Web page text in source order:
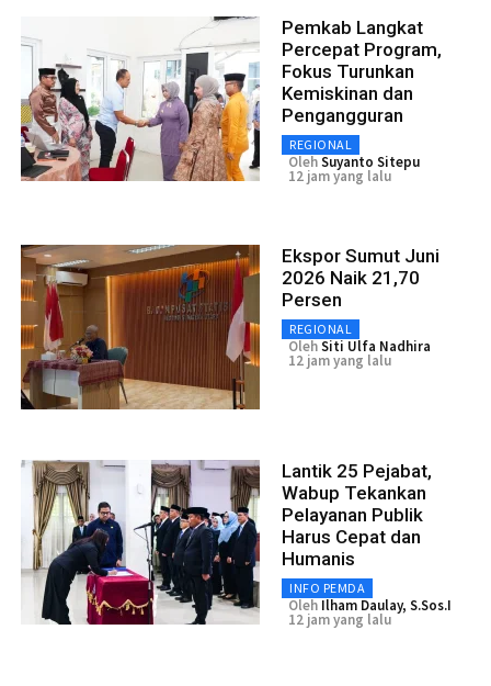
Pemkab Langkat
Percepat Program,
Fokus Turunkan
Kemiskinan dan
Pengangguran
REGIONAL
OlehSuyanto Sitepu
12 jam yang lalu
Ekspor Sumut Juni
2026 Naik 21,70
Persen
REGIONAL
OlehSiti Ulfa Nadhira
12 jam yang lalu
Lantik 25 Pejabat,
Wabup Tekankan
Pelayanan Publik
Harus Cepat dan
Humanis
INFO PEMDA
Oleh Ilham Daulay, S.Sos.I
12 jam yang lalu